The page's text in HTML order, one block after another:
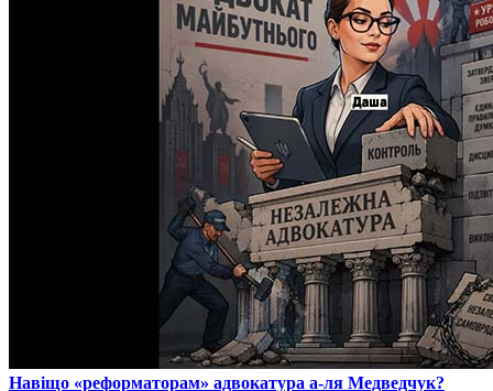
​Навіщо «реформаторам» адвокатура а-ля Медведчук?